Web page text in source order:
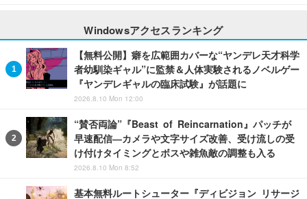
Windowsアクセスランキング
【無料公開】癖を広範囲カバーな“ヤンデレ天才科学
者幼馴染ギャル”に監禁＆人体実験されるノベルゲー
『ヤンデレギャルの臨床試験』が話題に
2026.8.10 Mon 12:00
“賛否両論”『Beast of Reincarnation』パッチが
早速配信―カメラや文字サイズ改善、受け流しの受
け付けタイミングとボスや雑魚敵の調整も入る
2026.8.10 Mon 8:52
基本無料ルートシューター『ディビジョン リサージ